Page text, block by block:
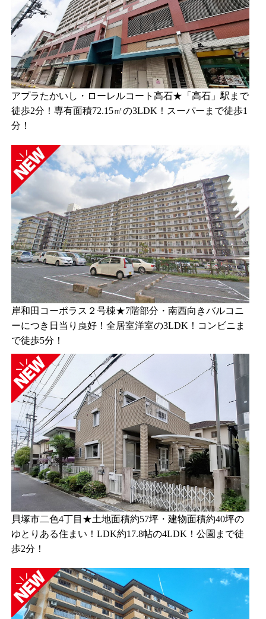
アプラたかいし・ローレルコート高石★「高石」駅まで
徒歩2分！専有面積72.15㎡の3LDK！スーパーまで徒歩1
分！
岸和田コーポラス２号棟★7階部分・南西向きバルコニ
ーにつき日当り良好！全居室洋室の3LDK！コンビニま
で徒歩5分！
貝塚市二色4丁目★土地面積約57坪・建物面積約40坪の
ゆとりある住まい！LDK約17.8帖の4LDK！公園まで徒
歩2分！